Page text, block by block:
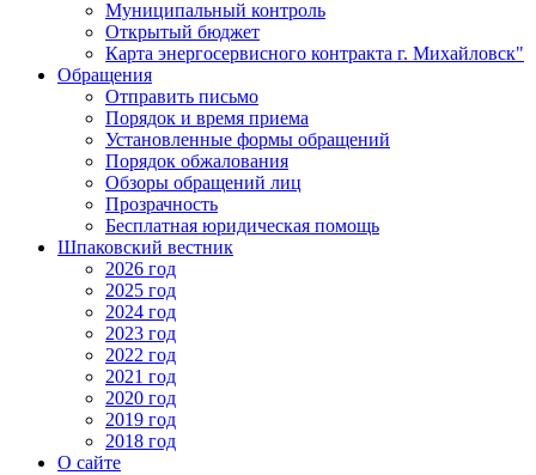
Муниципальный контроль
Открытый бюджет
Карта энергосервисного контракта г. Михайловск"
Обращения
Отправить письмо
Порядок и время приема
Установленные формы обращений
Порядок обжалования
Обзоры обращений лиц
Прозрачность
Бесплатная юридическая помощь
Шпаковский вестник
2026 год
2025 год
2024 год
2023 год
2022 год
2021 год
2020 год
2019 год
2018 год
О сайте